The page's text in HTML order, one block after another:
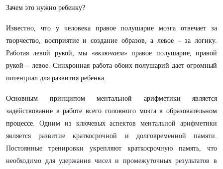
Зачем это нужно ребенку?
Известно, что у человека правое полушарие мозга отвечает за
творчество, восприятие и создание образов, а левое – за логику.
Работая левой рукой, мы «включаем»правое полушарие, правой
рукой – левое. Синхронная работа обоих полушарий дает огромный
потенциал для развития ребенка.
Основным принципом ментальной арифметики является
задействование в работе всего головного мозга в образовательном
процессе. Одним из ключевых аспектов ментальной арифметики
является развитие краткосрочной и долговременной памяти.
Постоянные тренировки укрепляют краткосрочную память, что
необходимо для удержания чисел и промежуточных результатов в